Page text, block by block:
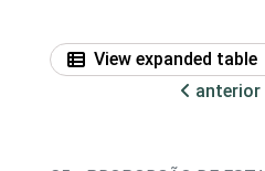
View expanded table
anterior